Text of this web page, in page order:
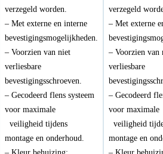
verzegeld worden.
– Met externe en interne
bevestigingsmogelijkheden.
– Voorzien van niet
verliesbare
bevestigingsschroeven.
– Gecodeerd flens systeem
voor maximale
veiligheid tijdens
montage en onderhoud.
verzegeld
– Met externe
– Voorzien van
verliesbare
– Gecodeerd
voor
veiligheid
montage en